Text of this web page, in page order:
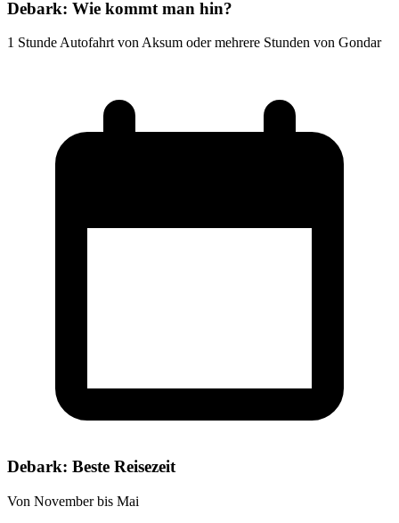
Debark: Wie kommt man hin?
1 Stunde Autofahrt von Aksum oder mehrere Stunden von Gondar
Debark: Beste Reisezeit
Von November bis Mai